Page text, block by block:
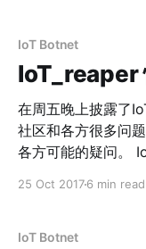
IoT Botnet
IoT_reaper
在周五晚上披露了
社区和各方很多问
各方可能的疑问。 IoT_reaper样本投递历史情况 我们通
者：119.82.26.157 * 起止时间：10-04～10-17 * 样本
25 Oct 20176 min read
IoT Botnet